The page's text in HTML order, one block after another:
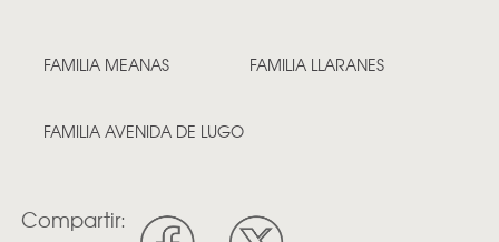
FAMILIA MEANAS FAMILIA LLARANES
FAMILIA AVENIDA DE LUGO
Compartir: